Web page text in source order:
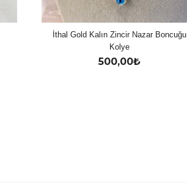
İthal Gold Kalın Zincir Nazar Boncuğu
Kolye
500,00₺